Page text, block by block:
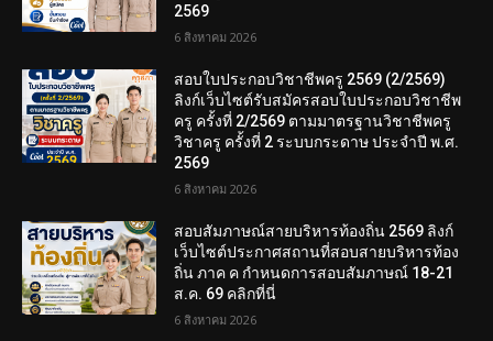
2569
6 สิงหาคม 2026
สอบใบประกอบวิชาชีพครู 2569 (2/2569)
ลิงก์เว็บไซต์รับสมัครสอบใบประกอบวิชาชีพ
ครู ครั้งที่ 2/2569 ตามมาตรฐานวิชาชีพครู
วิชาครู ครั้งที่ 2 ระบบกระดาษ ประจำปี พ.ศ.
2569
6 สิงหาคม 2026
สอบสัมภาษณ์สายบริหารท้องถิ่น 2569 ลิงก์
เว็บไซต์ประกาศสถานที่สอบสายบริหารท้อง
ถิ่น ภาค ค กำหนดการสอบสัมภาษณ์ 18-21
ส.ค. 69 คลิกที่นี่
6 สิงหาคม 2026